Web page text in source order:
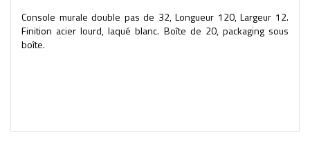
Console murale double pas de 32, Longueur 120, Largeur 12.
Finition acier lourd, laqué blanc. Boîte de 20, packaging sous
boîte.